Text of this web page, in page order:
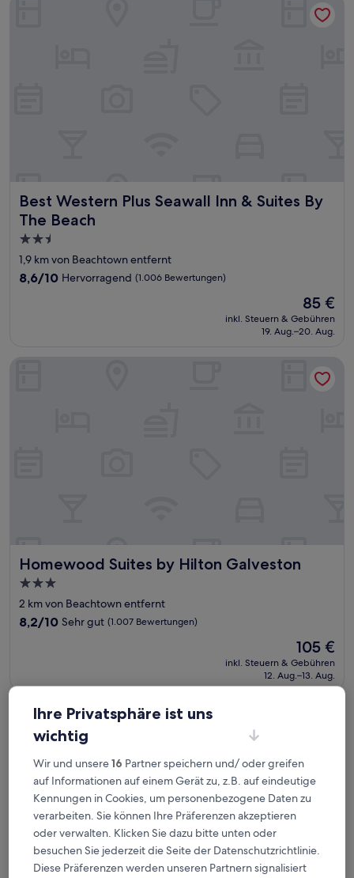
Best Western Plus Seawall Inn & Suites By
The Beach
Best Western Plus Seawall Inn & Suites By The Beach
2.5-
Sterne-
Unterkunft
1,9 km von Beachtown entfernt
8.6
8,6/10 Hervorragend (1.006 Bewertungen)
Der
Preis
beträgt
85 €
inkl. Steuern & Gebühren
19. Aug.–20. Aug.
Homewood Suites by Hilton Galveston
Homewood Suites by Hilton Galveston
3.0-
Sterne-
Unterkunft
2 km von Beachtown entfernt
8.2
(1.007
Bewertungen)
8,2/10 Sehr gut (1.007 Bewertungen)
Der
Preis
beträgt
105 €
105 €
inkl. Steuern & Gebühren
12. Aug.–13. Aug.
Homewood Suites by Hilton Galveston
Seabreeze Hotel, An Ascend Collection Hotel
Ihre Privatsphäre ist uns
wichtig
Wir und unsere16 Partner speichern und/ oder greifen
auf Informationen auf einem Gerät zu, z.B. auf eindeutige
Kennungen in Cookies, um personenbezogene Daten zu
verarbeiten. Sie können Ihre Präferenzen akzeptieren
oder verwalten. Klicken Sie dazu bitte unten oder
besuchen Sie jederzeit die Seite der Datenschutzrichtlinie.
Diese Präferenzen werden unseren Partnern signalisiert